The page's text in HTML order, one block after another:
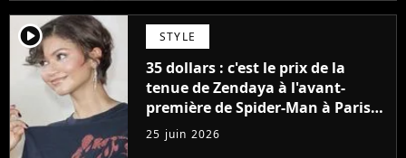
player2 STYLE
35 dollars : c'est le prix de la
tenue de Zendaya à l'avant-
première de Spider-Man à Paris,
"Le style n'a pas besoin de coûter
une fortune"
25 juin 2026